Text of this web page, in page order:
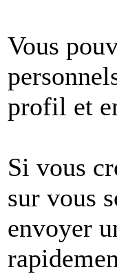
Vous
profil et
Si vous
sur vous
envoyer